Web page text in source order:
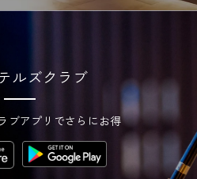
ルズクラブ
ブアプリでさらにお得